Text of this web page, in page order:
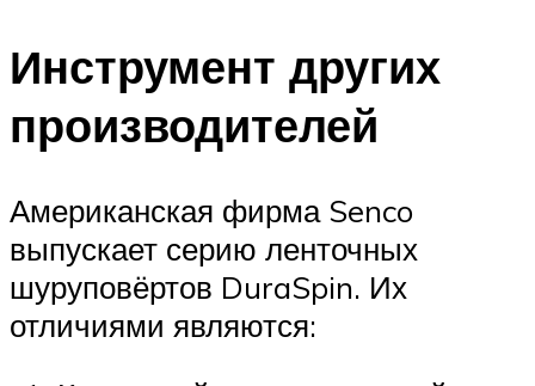
Инструмент других
производителей
Американская фирма Senco
выпускает серию ленточных
шуруповёртов DuraSpin. Их
отличиями являются: